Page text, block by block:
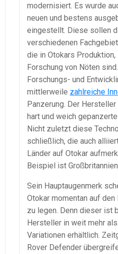
modernisiert. Es wurde
neuen und bestens
eingestellt. Diese sollen
verschiedenen
die in Otokars Produktion,
Forschung von Nöten
Forschungs- und
mittlerweile zahlreiche
Panzerung. Der
hart und weich
Nicht zuletzt diese
schließlich, die auch
Länder auf Otokar
Beispiel ist
Sein Hauptaugenmerk
Otokar momentan auf
zu legen. Denn dieser ist
Hersteller in weit mehr
Variationen erhältlich.
Rover Defender